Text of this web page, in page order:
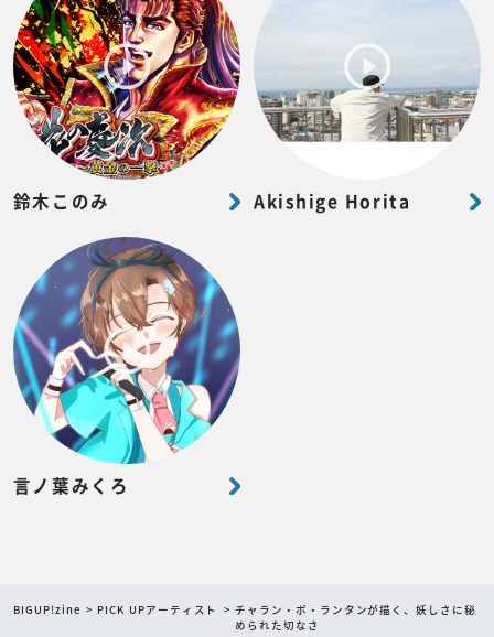
鈴木このみ Akishige Horita
言ノ葉みくろ
BIGUP!zine PICK UPアーティスト
チャラン・ポ・ランタンが描く、妖しさに秘
められた切なさ